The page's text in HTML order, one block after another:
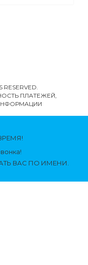
RESERVED.
ПЛАТЕЖЕЙ,
ВАС ПО ИМЕНИ.